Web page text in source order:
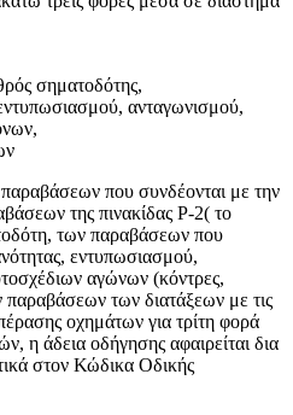
σηματοδότης,
ανταγωνισμού,
που συνδέονται με την
της πινακίδας Ρ-2( το
των παραβάσεων που
εντυπωσιασμού,
αγώνων (κόντρες,
παραβάσεων των διατάξεων με τις
οχημάτων για τρίτη φορά
η άδεια οδήγησης αφαιρείται δια
στον Κώδικα Οδικής